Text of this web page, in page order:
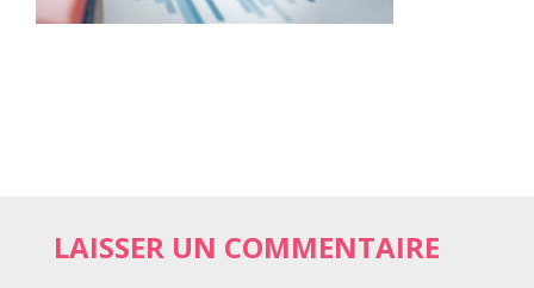
LAISSER UN COMMENTAIRE